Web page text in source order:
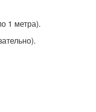
1 метра).